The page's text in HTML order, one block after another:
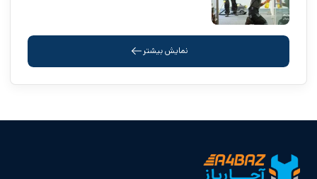
نمایش بیشتر